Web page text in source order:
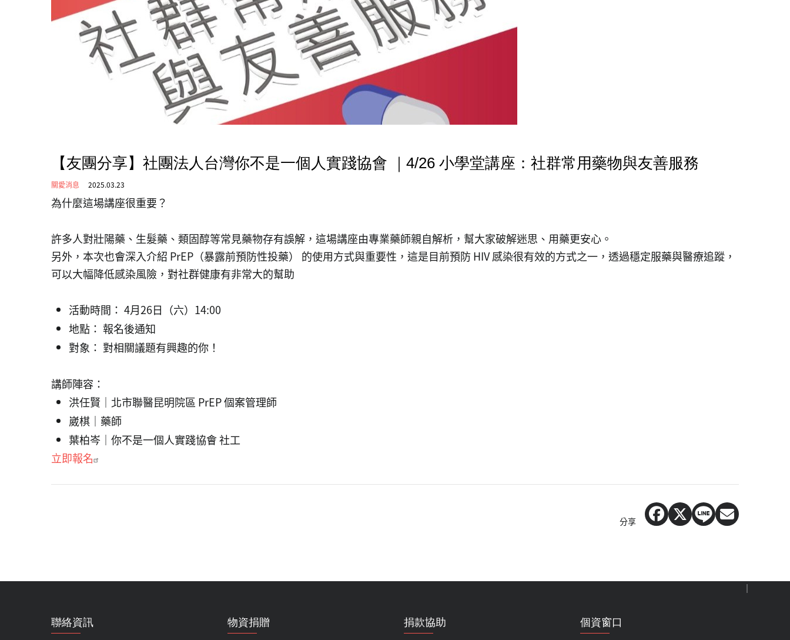
【友團分享】社團法人台灣你不是一個人實踐協會 ｜4/26 小學堂講座：社群常用藥物與友善服務
關愛消息 2025.03.23
為什麼這場講座很重要？
許多人對壯陽藥、生髮藥、類固醇等常見藥物存有誤解，這場講座由專業藥師親自解析，幫大家破解迷思、用藥更安心。
另外，本次也會深入介紹 PrEP（暴露前預防性投藥） 的使用方式與重要性，這是目前預防 HIV 感染很有效的方式之一，透過穩定服藥與醫療追蹤，
可以大幅降低感染風險，對社群健康有非常大的幫助
活動時間： 4月26日（六）14:00
地點： 報名後通知
對象： 對相關議題有興趣的你！
講師陣容：
洪任賢｜北市聯醫昆明院區 PrEP 個案管理師
崴棋｜藥師
葉柏岑｜你不是一個人實踐協會 社工
立即報名
分享
聯絡資訊 物資捐贈 捐款協助 個資窗口